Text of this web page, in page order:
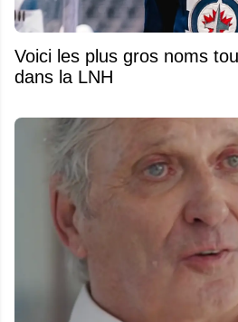
Voici les plus gros noms
dans la LNH